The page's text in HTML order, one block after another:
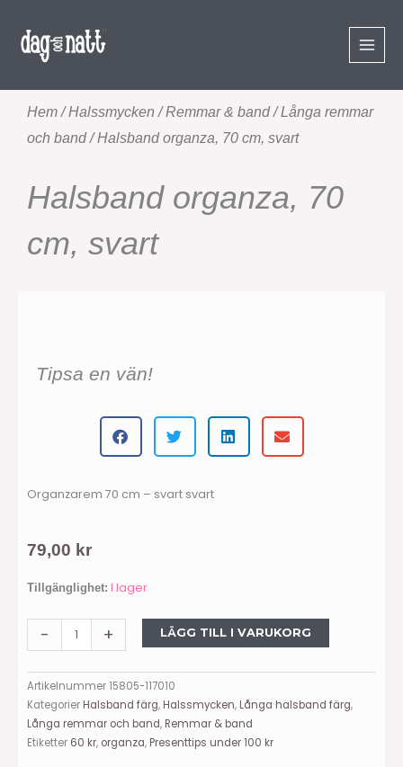
innehåll
Hem/Halssmycken /Remmar & band/Långa remmar
och band/ Halsband organza, 70 cm, svart
Halsband organza, 70
cm, svart
Tipsa en vän!
Organzarem 70 cm – svart svart
79,00 kr
Tillgänglighet: I lager
-
Halsband
cm,
svart
mängd
+ LÄGG TILL I VARUKORG
Artikelnummer15805-117010
Kategorier Halsband färg, Halssmycken, Långa halsband färg,
Långa remmar och band, Remmar & band
Etiketter 60 kr, organza, Presenttips under 100 kr